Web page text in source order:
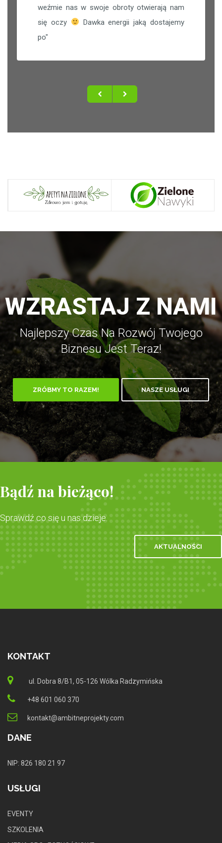
weźmie nas w swoje obroty otwierają nam
się oczy
Dawka energii jaką dostajemy
po"
WZRASTAJ Z NAMI
Najlepszy Czas Na Rozwój Twojego
Biznesu Jest Teraz!
ZRÓBMY TO RAZEM! NASZE USŁUGI
Bądź na bieżąco!
Sprawdź co się u nas dzieje.
AKTUALNOŚCI
KONTAKT
ul. Dobra 8/B1, 05-126 Wólka Radzymińska
+48 601 060 370
kontakt@ambitneprojekty.com
DANE
NIP: 826 180 21 97
USŁUGI
EVENTY
SZKOLENIA